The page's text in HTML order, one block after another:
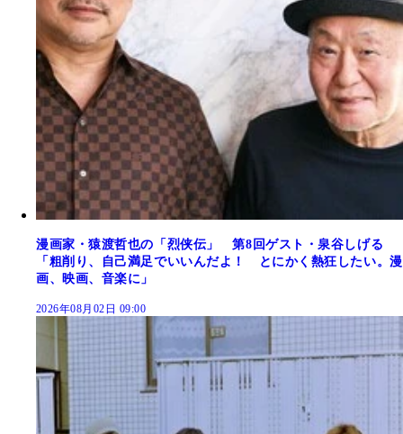
漫画家・猿渡哲也の「烈侠伝」 第8回ゲスト・泉谷しげる
「粗削り、自己満足でいいんだよ！ とにかく熱狂したい。漫
画、映画、音楽に」
2026年08月02日 09:00